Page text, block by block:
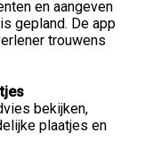
en aangeven
gepland. De app
trouwens
bekijken,
plaatjes en